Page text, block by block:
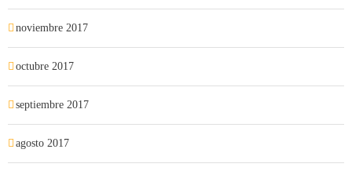
noviembre 2017
octubre 2017
septiembre 2017
agosto 2017